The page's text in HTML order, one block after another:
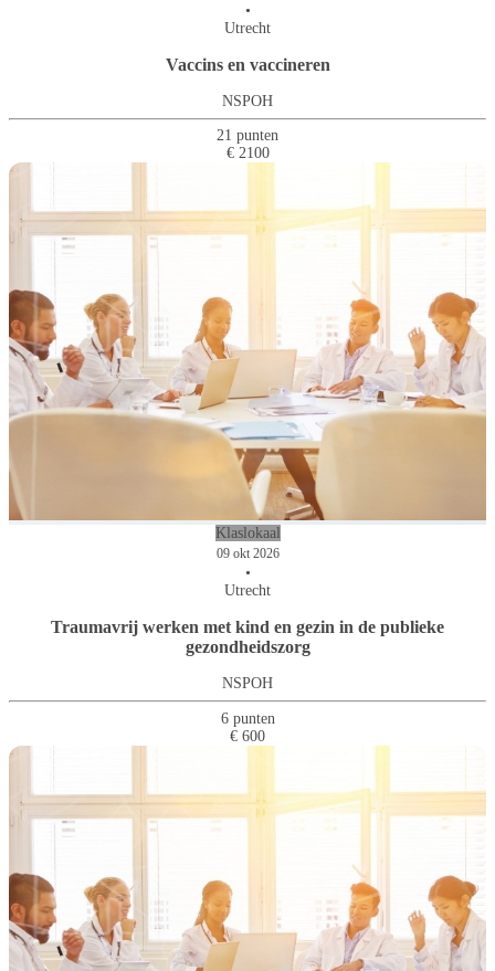
•
Utrecht
Vaccins en vaccineren
NSPOH
21 punten
€ 2100
Klaslokaal
09 okt 2026
•
Utrecht
Traumavrij werken met kind en gezin in de publieke
gezondheidszorg
NSPOH
6 punten
€ 600